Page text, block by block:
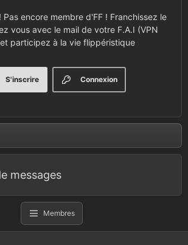
Pas encore membre d'FF ! Franchissez le
vous avec le mail de votre F.A.I (VPN
participez à la vie flippéristique
Connexion
S'inscrire
messages
Membres